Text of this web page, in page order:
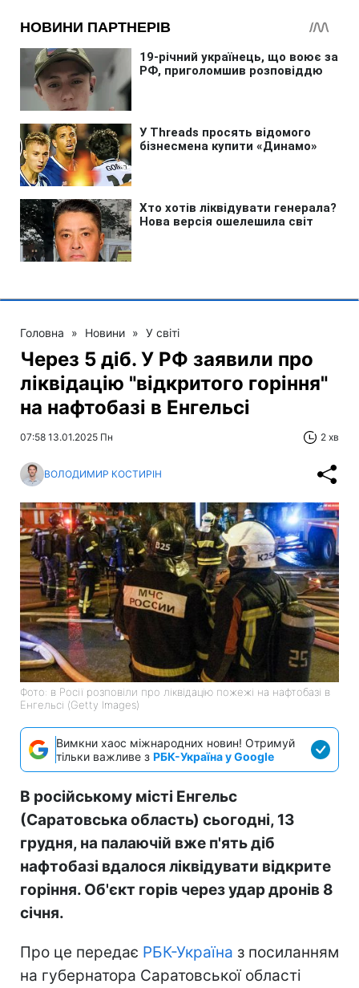
Головна » Новини » У світі
Через 5 діб. У РФ заявили про
ліквідацію "відкритого горіння"
на нафтобазі в Енгельсі
07:58 13.01.2025 Пн 2 хв
ВОЛОДИМИР КОСТИРІН
Фото: в Росії розповіли про ліквідацію пожежі на нафтобазі в
Енгельсі (Getty Images)
Вимкни хаос міжнародних новин! Отримуй
тільки важливе з РБК-Україна у Google
В російському місті Енгельс
(Саратовська область) сьогодні, 13
грудня, на палаючій вже п'ять діб
нафтобазі вдалося ліквідувати відкрите
горіння. Об'єкт горів через удар дронів 8
січня.
Про це передає РБК-Україна з посиланням
на губернатора Саратовської області